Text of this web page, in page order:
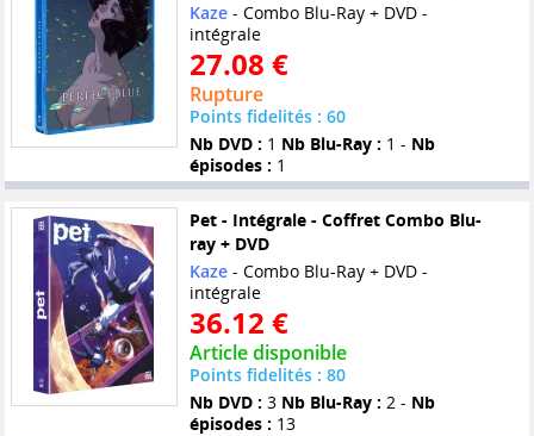
Kaze- Combo Blu-Ray + DVD -
intégrale
27.08 €
Rupture
Points fidelités : 60
Nb DVD : 1 Nb Blu-Ray : 1 - Nb
épisodes : 1
Pet - Intégrale - Coffret Combo Blu-
ray + DVD
Kaze- Combo Blu-Ray + DVD -
intégrale
36.12 €
Article disponible
Points fidelités : 80
Nb DVD : 3 Nb Blu-Ray : 2 - Nb
épisodes : 13